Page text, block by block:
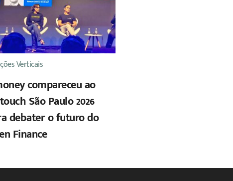
Verticais
compareceu ao
São Paulo 2026
debater o futuro do
Finance